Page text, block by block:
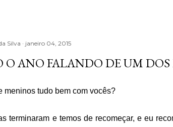
Silva janeiro 04, 2015
O ANO FALANDO DE UM DOS
meninos tudo bem com vocês?
terminaram e temos de recomeçar, e eu